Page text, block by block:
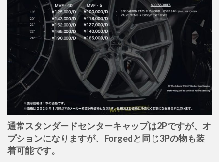
通常スタンダードセンターキャップは2Pですが、オ
プションになりますが、Forgedと同じ3Pの物も装
着可能です。